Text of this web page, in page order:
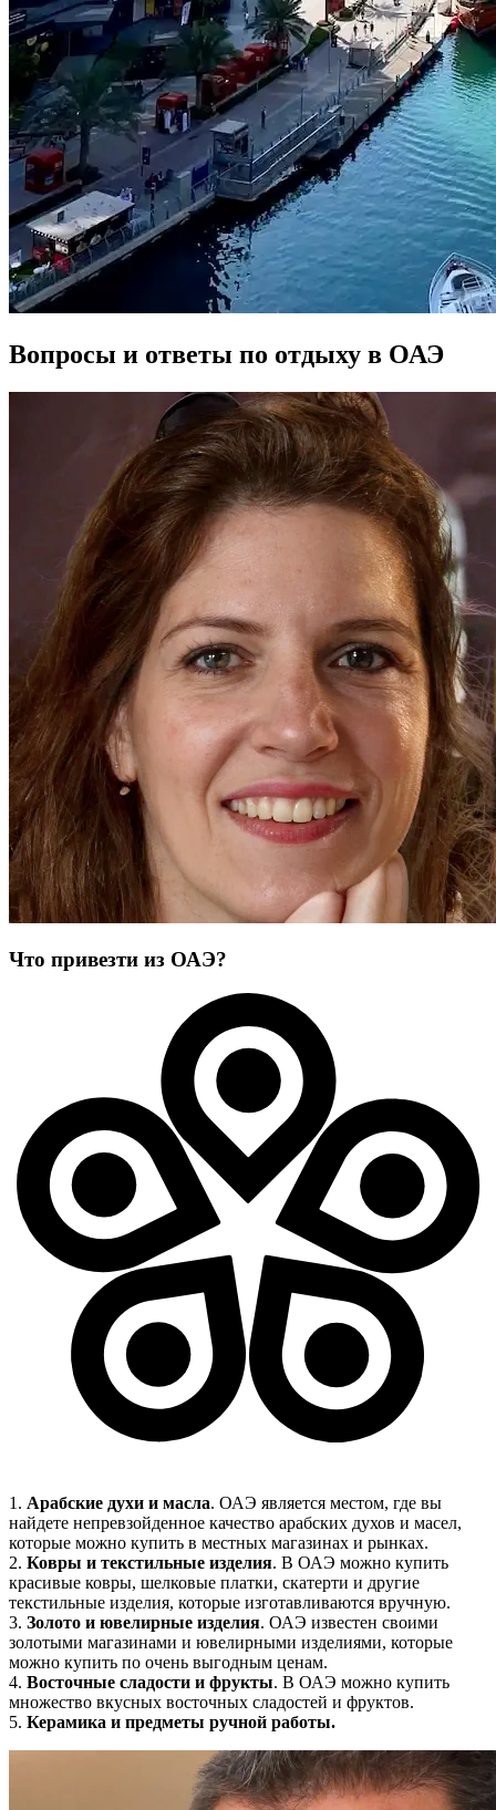
Вопросы и ответы по отдыху в ОАЭ
Что привезти из ОАЭ?
1. Арабские духи и масла. ОАЭ является местом, где вы
найдете непревзойденное качество арабских духов и масел,
которые можно купить в местных магазинах и рынках.
2. Ковры и текстильные изделия. В ОАЭ можно купить
красивые ковры, шелковые платки, скатерти и другие
текстильные изделия, которые изготавливаются вручную.
3. Золото и ювелирные изделия. ОАЭ известен своими
золотыми магазинами и ювелирными изделиями, которые
можно купить по очень выгодным ценам.
4. Восточные сладости и фрукты. В ОАЭ можно купить
множество вкусных восточных сладостей и фруктов.
5. Керамика и предметы ручной работы.